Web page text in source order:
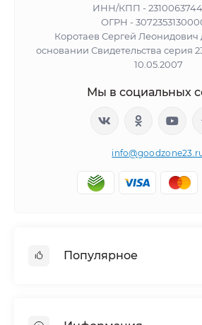
ИНН/КПП -
ОГРН -
Коротаев Сергей Леонидович
основании Свидетельства серия
10.05.2007
Мы в социальных
Популярное